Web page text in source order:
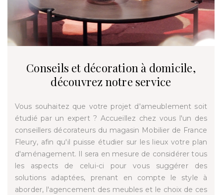
Conseils et décoration à domicile,
découvrez notre service
Vous souhaitez que votre projet d'ameublement soit
étudié par un expert ? Accueillez chez vous l'un des
conseillers décorateurs du magasin Mobilier de France
Fleury, afin qu'il puisse étudier sur les lieux votre plan
d'aménagement. Il sera en mesure de considérer tous
les aspects de celui-ci pour vous suggérer des
solutions adaptées, prenant en compte le style à
aborder, l'agencement des meubles et le choix de ces